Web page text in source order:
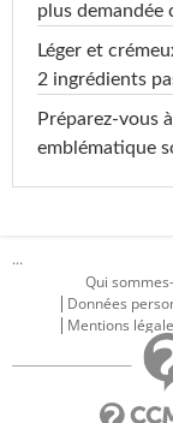
plus demandée
Léger et
2 ingrédients
Préparez-vous
emblématique
...
Qui
Données
Mentions